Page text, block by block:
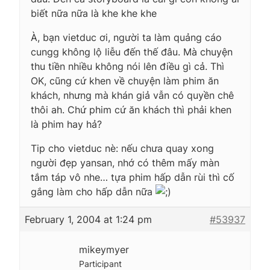
biết nữa nữa là khe khe khe
À, bạn vietduc ơi, người ta làm quảng cáo
cungg không lộ liễu đến thế đâu. Mà chuyện
thu tiền nhiều không nói lên điều gì cả. Thì
OK, cũng cứ khen về chuyện làm phim ăn
khách, nhưng mà khán giả vẫn có quyền chê
thôi ah. Chứ phim cứ ăn khách thì phải khen
là phim hay hả?
Tip cho vietduc nè: nếu chưa quay xong
người đẹp yansan, nhớ có thêm mấy màn
tắm táp vô nhe… tựa phim hấp dẫn rùi thì cố
gắng làm cho hấp dẫn nữa
February 1, 2004 at 1:24 pm #53937
mikeymyer
Participant